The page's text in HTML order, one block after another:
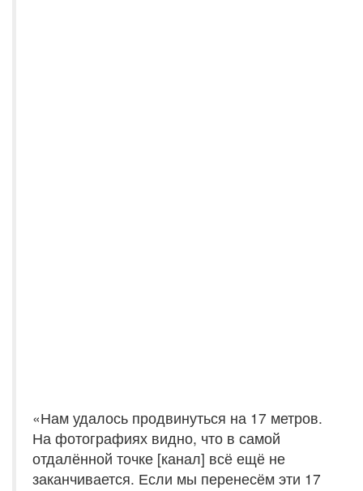
«Нам удалось продвинуться на 17 метров.
На фотографиях видно, что в самой
отдалённой точке [канал] всё ещё не
заканчивается. Если мы перенесём эти 17